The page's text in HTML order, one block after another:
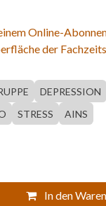
Online-
der
DEPRESSION
STRESS AINS
In den